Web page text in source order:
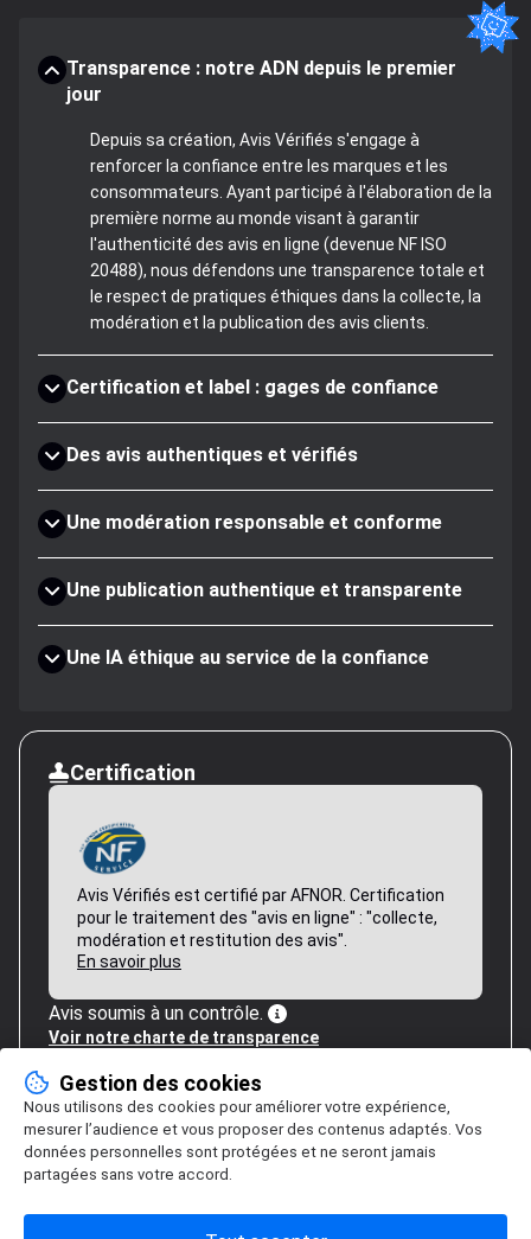
Transparence : notre ADN depuis le premier
jour
Depuis sa création, Avis Vérifiés s'engage à
renforcer la confiance entre les marques et les
consommateurs. Ayant participé à l'élaboration de la
première norme au monde visant à garantir
l'authenticité des avis en ligne (devenue NF ISO
20488), nous défendons une transparence totale et
le respect de pratiques éthiques dans la collecte, la
modération et la publication des avis clients.
Certification et label : gages de confiance
Des avis authentiques et vérifiés
Une modération responsable et conforme
Une publication authentique et transparente
Une IA éthique au service de la confiance
Certification
Avis Vérifiés est certifié par AFNOR. Certification
pour le traitement des "avis en ligne" : "collecte,
modération et restitution des avis".
En savoir plus
Avis soumis à un contrôle.
Voir notre charte de transparence
Gestion des cookies
Nous utilisons des cookies pour améliorer votre expérience,
mesurer l’audience et vous proposer des contenus adaptés. Vos
données personnelles sont protégées et ne seront jamais
partagées sans votre accord.